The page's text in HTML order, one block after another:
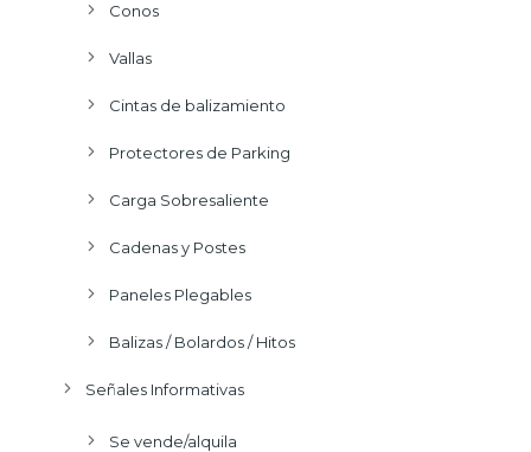
Conos
Vallas
Cintas de balizamiento
Protectores de Parking
Carga Sobresaliente
Cadenas y Postes
Paneles Plegables
Balizas / Bolardos / Hitos
Señales Informativas
Se vende/alquila